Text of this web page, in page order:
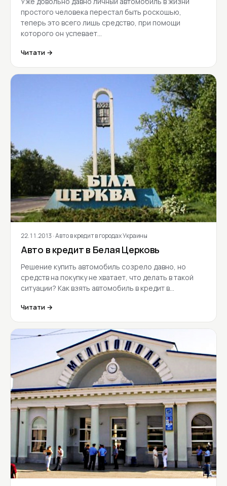
простого человека перестал быть роскошью,
теперь это всего лишь средство, при помощи
которого он успевает…
Читати →
22.11.2013· Авто в кредит в городах Украины
Авто в кредит в Белая Церковь
Решение купить автомобиль созрело давно, но
средств на покупку не хватает, что делать в такой
ситуации? Как взять автомобиль в кредит в…
Читати →